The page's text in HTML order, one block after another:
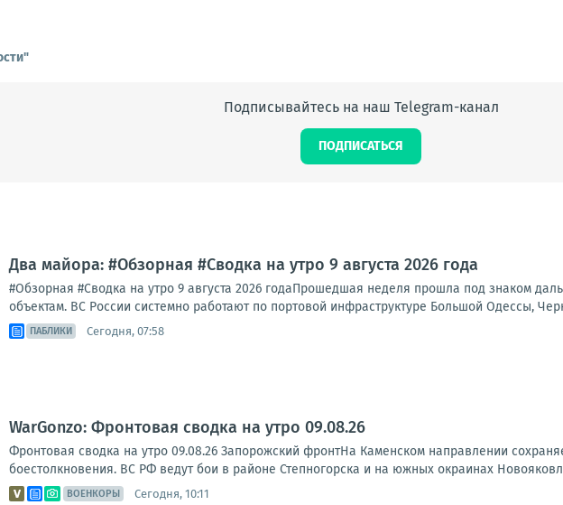
Подписывайтесь на наш Telegram-канал
ПОДПИСАТЬСЯ
Два майора: #Обзорная #Сводка на утро 9 августа 2026 года
#Обзорная #Сводка на утро 9 августа 2026 годаПрошедшая неделя прошла под знаком
объектам. ВС России системно работают по портовой инфраструктуре Большой Одессы,
ПАБЛИКИ Сегодня, 07:58
WarGonzo: Фронтовая сводка на утро 09.08.26
Фронтовая сводка на утро 09.08.26 Запорожский фронтНа Каменском направлении
боестолкновения. ВС РФ ведут бои в районе Степногорска и на южных окраинах
ВОЕНКОРЫ Сегодня, 10:11